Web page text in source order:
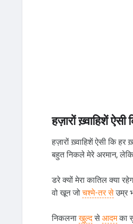
हज़ारों ख़्वाहिशें
हज़ारों ख़्वाहिशें ऐसी कि हर
बहुत निकले मेरे अरमान,
डरे क्यों मेरा कातिल क्या
वो खून जोचश्मे-तर सेउम्र
निकलनाखुल्दसे आदमका